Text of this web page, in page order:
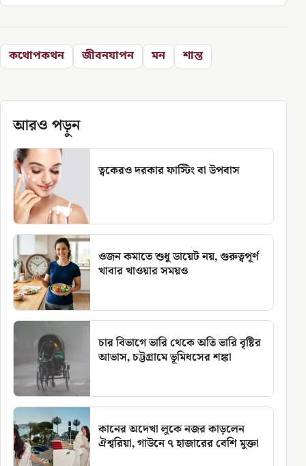
কথোপকথন জীবনযাপন মন শান্ত
আরও পড়ুন
ত্বকেরও দরকার ফাস্টিং বা উপবাস
ওজন কমাতে শুধু ডায়েট নয়, গুরুত্বপূর্ণ
খাবার খাওয়ার সময়ও
চার বিভাগে ভারি থেকে অতি ভারি বৃষ্টির
আভাস, চট্টগ্রামে ভূমিধসের শঙ্কা
কানের অদেখা লুকে নজর কাড়লেন
ঐশ্বরিয়া, গাউনে ৭ হাজারের বেশি মুক্তা